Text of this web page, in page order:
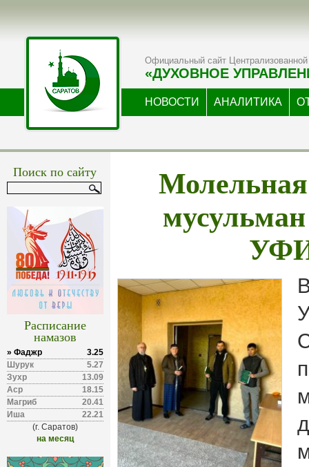
Официальный сайт Централизованной
«ДУХОВНОЕ
НОВОСТИ АНАЛИТИКА
Поиск по сайту
Расписание
намазов
» Фаджр
3.25
Шурук
5.27
Зухр
13.09
Аср
18.15
Магриб
20.41
Иша
22.21
(г. Саратов)
на месяц